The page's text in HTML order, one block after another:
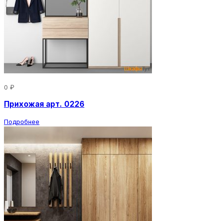
0 ₽
Прихожая арт. 0226
Подробнее